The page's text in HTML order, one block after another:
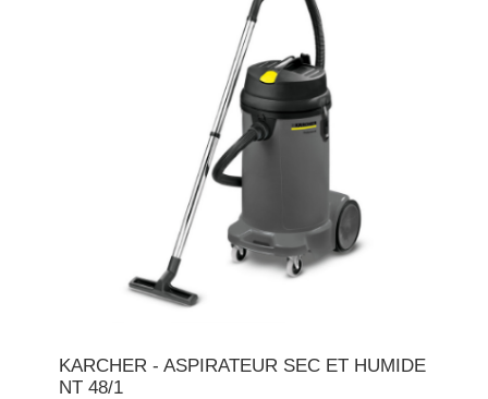
KARCHER - ASPIRATEUR SEC ET HUMIDE
NT 48/1